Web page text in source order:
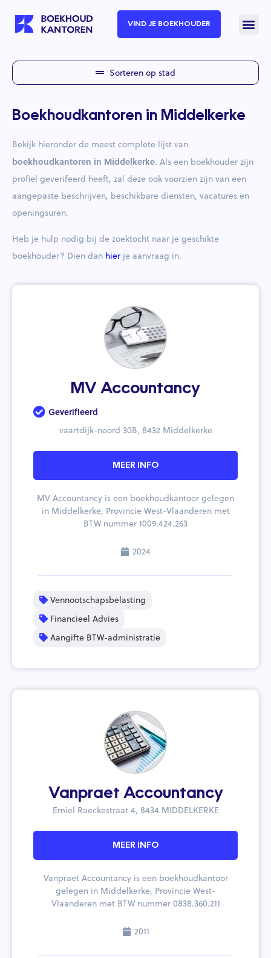
VIND JE BOEKHOUDER
Sorteren op stad
Boekhoudkantoren in Middelkerke
Bekijk hieronder de meest complete lijst van
boekhoudkantoren in Middelkerke. Als een boekhouder zijn
profiel geverifeerd heeft, zal deze ook voorzien zijn van een
aangepaste beschrijven, beschikbare diensten, vacatures en
openingsuren.
Heb je hulp nodig bij de zoektocht naar je geschikte
boekhouder? Dien dan hier je aanvraag in.
MV Accountancy
Geverifieerd
vaartdijk-noord 30B, 8432 Middelkerke
MEER INFO
MV Accountancy is een boekhoudkantoor gelegen
in Middelkerke, Provincie West-Vlaanderen met
BTW nummer 1009.424.263
2024
Vennootschapsbelasting
Financieel Advies
Aangifte BTW-administratie
Vanpraet Accountancy
Emiel Raeckestraat 4, 8434 MIDDELKERKE
MEER INFO
Vanpraet Accountancy is een boekhoudkantoor
gelegen in Middelkerke, Provincie West-
Vlaanderen met BTW nummer 0838.360.211
2011